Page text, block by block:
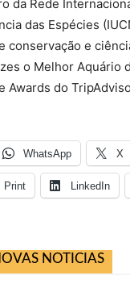
da Rede
das Espécies
conservação e
o Melhor Aquário
Awards do
WhatsApp X
Print LinkedIn
NOTICIAS